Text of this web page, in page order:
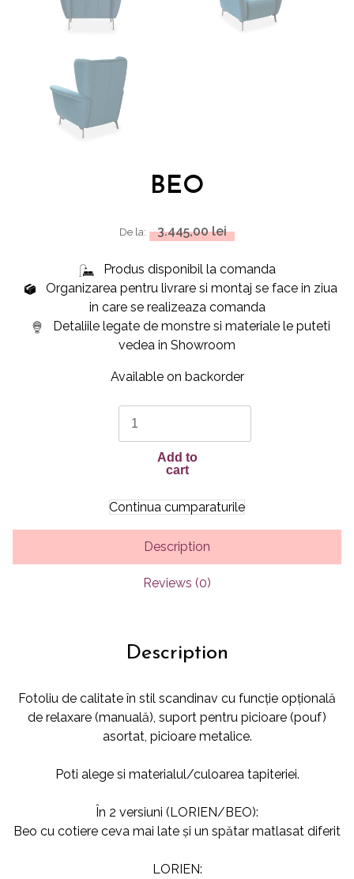
BEO
De la: 3.445,00lei
Produs disponibil la comanda
Organizarea pentru livrare si montaj se face in ziua
in care se realizeaza comanda
Detaliile legate de monstre si materiale le puteti
vedea in Showroom
Available on backorder
quantity
Add to
cart
Continua cumparaturile
Description
Reviews (0)
Description
Fotoliu de calitate în stil scandinav cu funcție opțională
de relaxare (manuală), suport pentru picioare (pouf)
asortat, picioare metalice.
Poti alege si materialul/culoarea tapiteriei.
În 2 versiuni (LORIEN/BEO):
Beo cu cotiere ceva mai late și un spătar matlasat diferit
LORIEN: